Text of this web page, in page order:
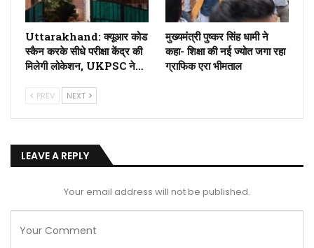
Uttarakhand: क्यूआर कोड
स्कैन करके सीधे परीक्षा केंद्र की
मिलेगी लोकेशन, UKPSC ने…
मुख्यमंत्री पुष्कर सिंह धामी ने
कहा- शिक्षा की नई ज्योत जगा रहा
ग्राफिक एरा भीमताल
PREV NEXT
LEAVE A REPLY
Your email address will not be published.